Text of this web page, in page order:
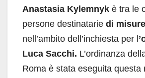
Anastasia Kylemnyk è tra le
persone destinatarie di
nell’ambito dell’inchiesta per l
Luca Sacchi. L’ordinanza
Roma è stata eseguita questa